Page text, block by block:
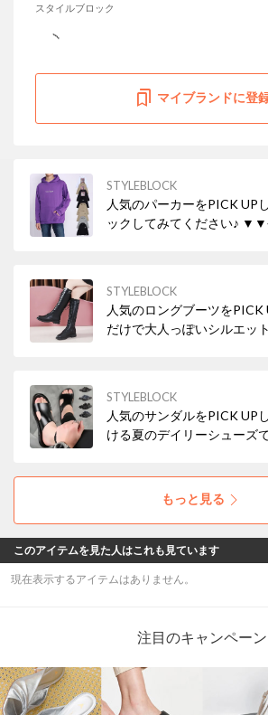
スタイルブロック
マイブランドに登
STYLEBLOCK
人気のパーカーをPICK UPしまし
ックしてみてください♪ ▼▼今すぐCHECK！
STYLEBLOCK
人気のロングブーツをPICK
だけで大人っぽいシルエット
STYLEBLOCK
人気のサンダルをPICK UPしまし
ける夏のデイリーシューズです！ ぜひチ
もっと見る
このアイテムを見た人はこれも見ています
現在表示するアイテムはありません。
注目のキャンペーン